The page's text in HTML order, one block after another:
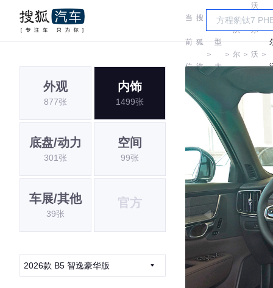
当
前
位
置:
搜
狐
汽
车
＞
车
型
大
＞
沃
尔 ＞
沃
尔
沃 ＞
外观
877张
内饰
1499张
底盘/动力
301张
空间
99张
车展/其他
39张
官方
2026款 B5 智逸豪华版